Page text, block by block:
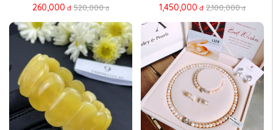
260,000 đ 520,000 đ 1,450,000 đ 2,100,000 đ